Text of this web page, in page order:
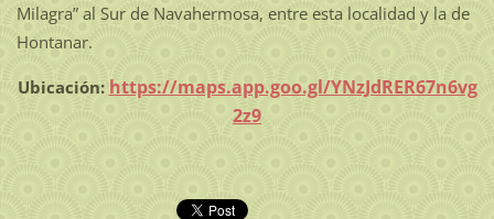
Milagra” al Sur de Navahermosa, entre esta localidad y la de
Hontanar.
Ubicación: https://maps.app.goo.gl/YNzJdRER67n6vg
2z9